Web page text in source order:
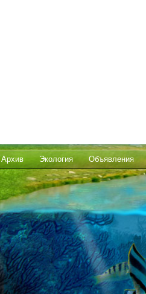
Архив Экология Объявления